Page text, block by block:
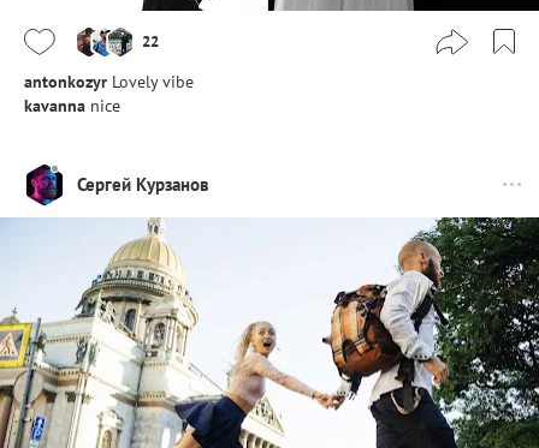
22
antonkozyr Lovely vibe
kavanna nice
Сергей Курзанов